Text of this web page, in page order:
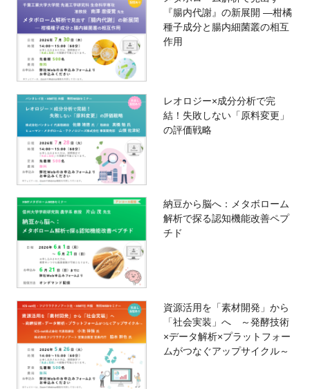
『腸内代謝』の新展開 —柑橘
種子成分と腸内細菌叢の相互
作用
レオロジー×成分分析で完
結！失敗しない「原料変更」
の評価戦略
納豆から脳へ：メタボローム
解析で探る認知機能改善ペプ
チド
資源活用を「素材開発」から
「社会実装」へ ～発酵技術
×データ解析×プラットフォー
ムがつなぐアップサイクル～